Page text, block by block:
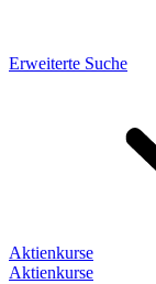
Erweiterte Suche
Aktienkurse
Aktienkurse